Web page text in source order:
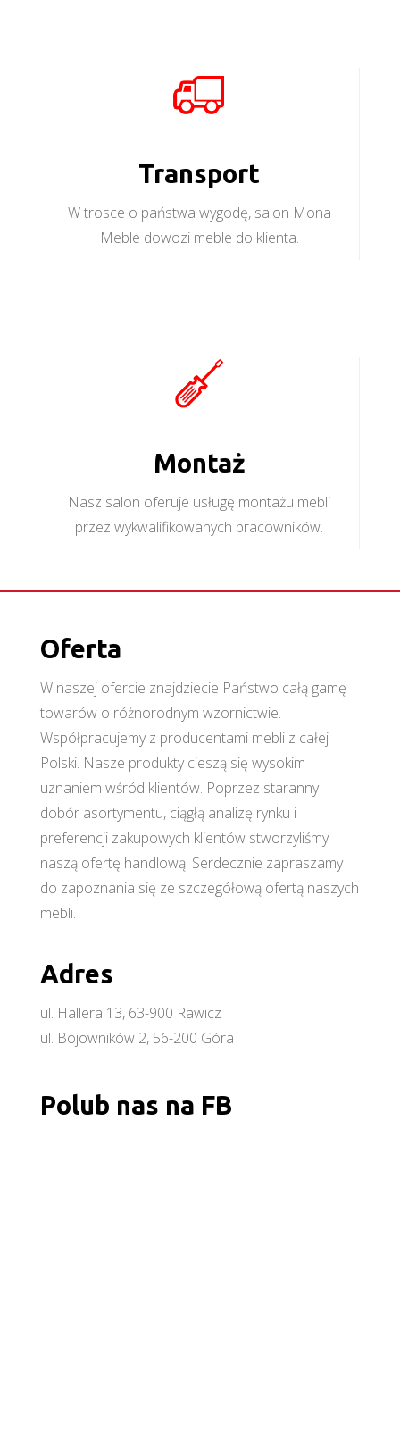
Transport
W trosce o państwa wygodę, salon Mona
Meble dowozi meble do klienta.
Montaż
Nasz salon oferuje usługę montażu mebli
przez wykwalifikowanych pracowników.
Oferta
W naszej ofercie znajdziecie Państwo całą gamę
towarów o różnorodnym wzornictwie.
Współpracujemy z producentami mebli z całej
Polski. Nasze produkty cieszą się wysokim
uznaniem wśród klientów. Poprzez staranny
dobór asortymentu, ciągłą analizę rynku i
preferencji zakupowych klientów stworzyliśmy
naszą ofertę handlową. Serdecznie zapraszamy
do zapoznania się ze szczegółową ofertą naszych
mebli.
Adres
ul. Hallera 13, 63-900 Rawicz
ul. Bojowników 2, 56-200 Góra
Polub nas na FB